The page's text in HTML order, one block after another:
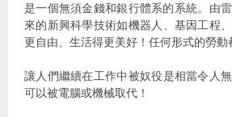
是一個無須金錢和銀行體系的系統。由
來的新興科學技術如機器人、基因工程
更自由、生活得更美好！任何形式的勞
讓人們繼續在工作中被奴役是相當令人
可以被電腦或機械取代！